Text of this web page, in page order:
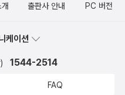
렀다고 볼 수 있으나, 파리코
와 ‘투시자’로서의 시인의
을 잃으러 가고,
인 리듬, 풍성하고 섬세한 시
출판사 안내 PC 버전
케이션
1544-2514
FAQ